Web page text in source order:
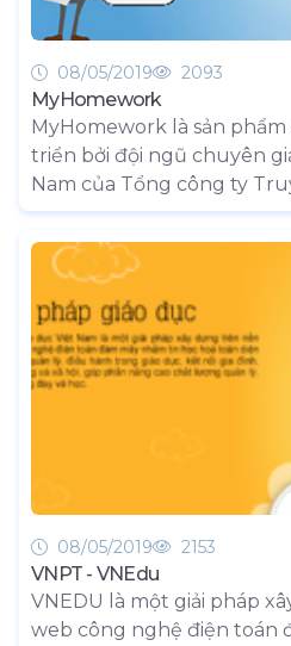
08/05/2019 2093
MyHomework
MyHomework là sản
triển bởi đội ngũ chuyên
Nam của Tổng công ty Truyền thông (VNPT-
Media) nhằm hỗ trợ đối
huynh học sinh cấp 1, cấp
hướng dẫn và giải bài tập môn
Tiếng Anh trên môi
Android/IOS, Web/Wap).
vụ MyHomework sẽ cung
huynh đầy đủ kiến thức để
cái trong quá trình học
để kết nối với đội ngũ gia
cách nhanh chóng và tiện
08/05/2019 2153
VNPT - VNEdu
VNEDU là một giải pháp
web công nghệ điện toán